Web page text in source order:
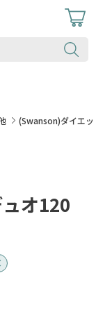
(Swanson)ダイエ
オ120